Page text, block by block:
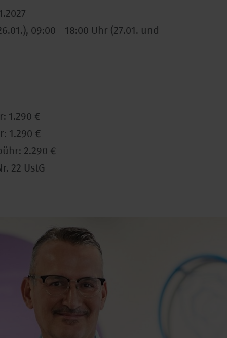
09:00 - 18:00 Uhr (27.01. und
1.290 €
1.290 €
2.290 €
22 UstG